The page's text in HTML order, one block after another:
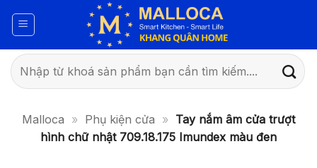
qua
dung
Tìm
kiếm:
Malloca » Phụ kiện cửa » Tay nắm âm cửa trượt
hình chữ nhật 709.18.175 Imundex màu đen